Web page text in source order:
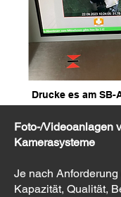
Drucke es am
Foto-/Videoanlagen
Kamerasysteme
Je nach
Kapazität, Qualität,